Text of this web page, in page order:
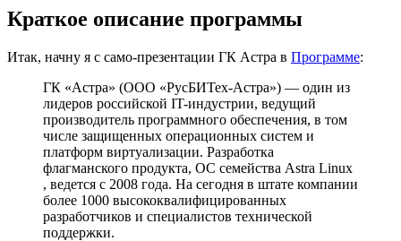
Краткое описание программы
Итак, начну я с само-презентации ГК Астра в Программе:
ГК «Астра» (ООО «РусБИТех-Астра») — один из
лидеров российской IT-индустрии, ведущий
производитель программного обеспечения, в том
числе защищенных операционных систем и
платформ виртуализации. Разработка
флагманского продукта, ОС семейства Astra Linux
, ведется с 2008 года. На сегодня в штате компании
более 1000 высококвалифицированных
разработчиков и специалистов технической
поддержки.